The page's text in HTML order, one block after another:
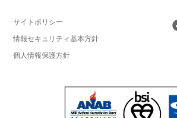
サイトポリシー
情報セキュリティ基本方針
個人情報保護方針